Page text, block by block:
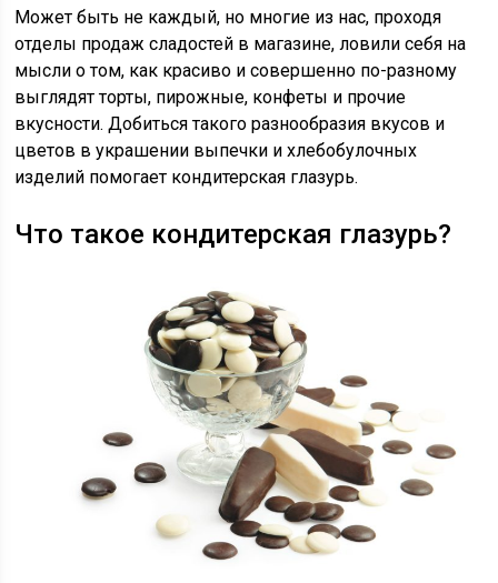
Может быть не каждый, но многие из нас, проходя
отделы продаж сладостей в магазине, ловили себя на
мысли о том, как красиво и совершенно по-разному
выглядят торты, пирожные, конфеты и прочие
вкусности. Добиться такого разнообразия вкусов и
цветов в украшении выпечки и хлебобулочных
изделий помогает кондитерская глазурь.
Что такое кондитерская глазурь?